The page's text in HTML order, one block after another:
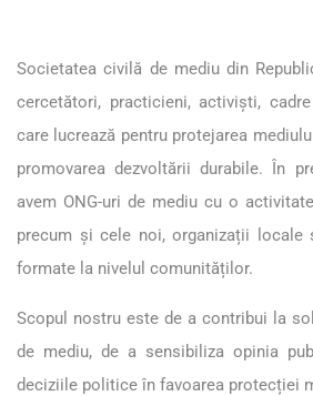
Societatea civilă de mediu din
cercetători, practicieni, activiști,
care lucrează pentru protejarea
promovarea dezvoltării durabile. În
avem ONG-uri de mediu cu o
precum și cele noi, organizații locale
formate la nivelul comunităților.
Scopul nostru este de a contribui la
de mediu, de a sensibiliza opinia
deciziile politice în favoarea protecției